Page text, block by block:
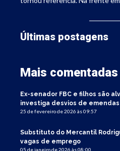
Últimas postagens
Mais comentadas
Ex-senador FBC e filhos são
investiga desvios de emendas
25 de fevereiro de 2026 às 09:57
Substituto do Mercantil
vagas de emprego
05 de janeiro de 2026 às 08:00